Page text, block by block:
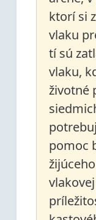
ktorí si
vlaku
tí sú
vlaku,
životné
pomoc